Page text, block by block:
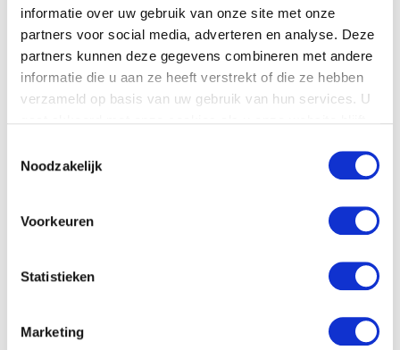
informatie over uw gebruik van onze site met onze
partners voor social media, adverteren en analyse. Deze
partners kunnen deze gegevens combineren met andere
informatie die u aan ze heeft verstrekt of die ze hebben
verzameld op basis van uw gebruik van hun services. U
Noodzakelijk
Voorkeuren
Statistieken
Marketing